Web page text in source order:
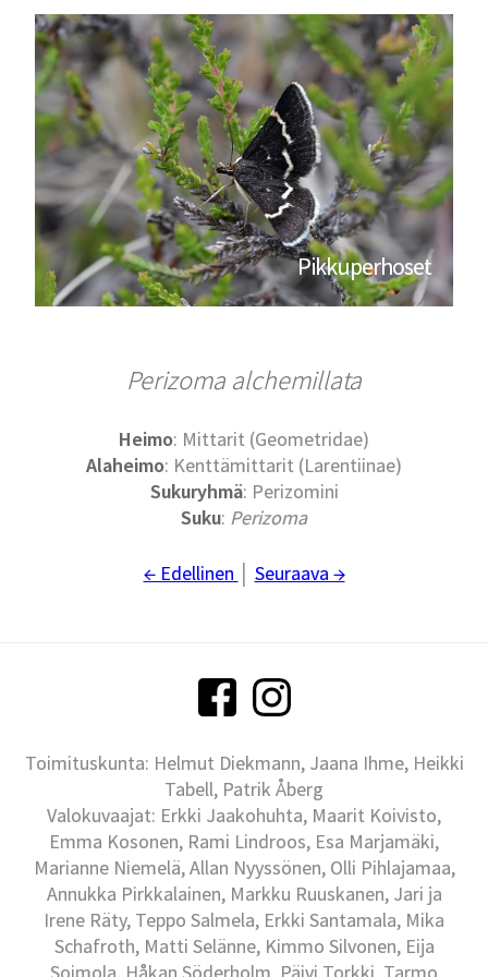
Pikkuperhoset
Perizoma alchemillata
Heimo: Mittarit (Geometridae)
Alaheimo: Kenttämittarit (Larentiinae)
Sukuryhmä: Perizomini
Suku: Perizoma
← Edellinen Seuraava →
Toimituskunta: Helmut Diekmann, Jaana Ihme, Heikki
Tabell, Patrik Åberg
Valokuvaajat: Erkki Jaakohuhta, Maarit Koivisto,
Emma Kosonen, Rami Lindroos, Esa Marjamäki,
Marianne Niemelä, Allan Nyyssönen, Olli Pihlajamaa,
Annukka Pirkkalainen, Markku Ruuskanen, Jari ja
Irene Räty, Teppo Salmela, Erkki Santamala, Mika
Schafroth, Matti Selänne, Kimmo Silvonen, Eija